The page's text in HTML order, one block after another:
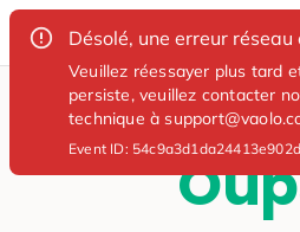
Désolé, une erreur réseau
Veuillez réessayer plus tard
persiste, veuillez contacter
technique à
Event ID: